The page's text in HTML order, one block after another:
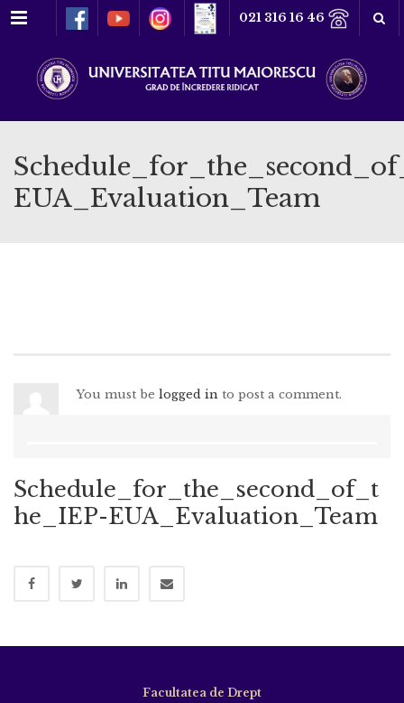
Meniu 021 316 16 46
EUA_Evaluation_Team
You must be logged in to post a comment.
Schedule_for_the_second_of_t
he_IEP-EUA_Evaluation_Team
Facultatea de Drept